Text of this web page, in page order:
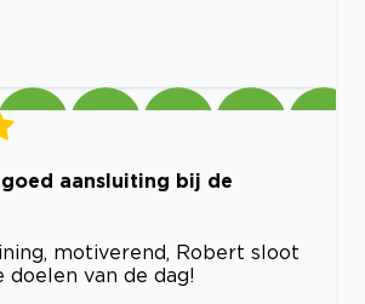
aansluiting bij de
motiverend, Robert sloot
doelen van de dag!